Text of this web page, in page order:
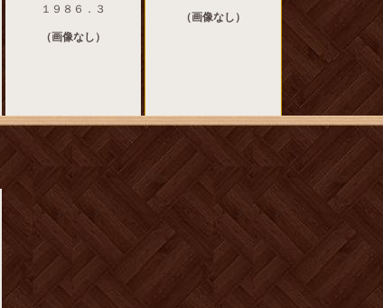
１９８６．３
（画像なし）
（画像なし）